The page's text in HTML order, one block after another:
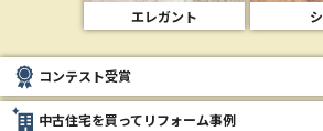
エレガント
コンテスト受賞
中古住宅を買ってリフォーム事例